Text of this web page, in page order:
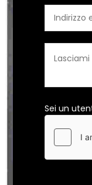
Sei un